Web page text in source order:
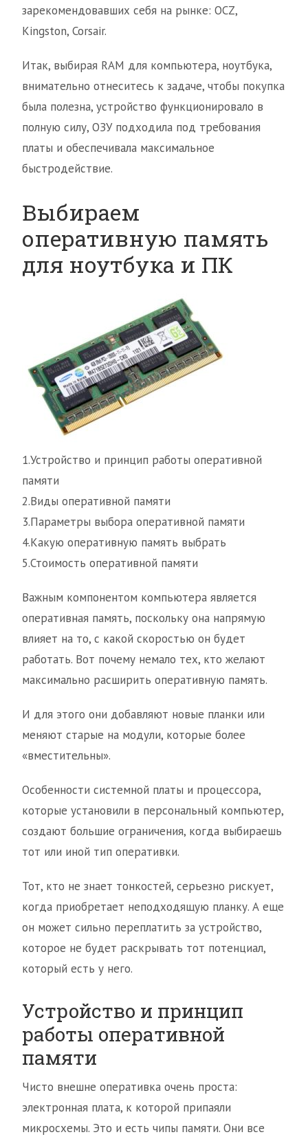
зарекомендовавших себя на рынке: OCZ,
Kingston, Corsair.
Итак, выбирая RAM для компьютера, ноутбука,
внимательно отнеситесь к задаче, чтобы покупка
была полезна, устройство функционировало в
полную силу, ОЗУ подходила под требования
платы и обеспечивала максимальное
быстродействие.
Выбираем
оперативную память
для ноутбука и ПК
1.Устройство и принцип работы оперативной
памяти
2.Виды оперативной памяти
3.Параметры выбора оперативной памяти
4.Какую оперативную память выбрать
5.Стоимость оперативной памяти
Важным компонентом компьютера является
оперативная память, поскольку она напрямую
влияет на то, с какой скоростью он будет
работать. Вот почему немало тех, кто желают
максимально расширить оперативную память.
И для этого они добавляют новые планки или
меняют старые на модули, которые более
«вместительны».
Особенности системной платы и процессора,
которые установили в персональный компьютер,
создают большие ограничения, когда выбираешь
тот или иной тип оперативки.
Тот, кто не знает тонкостей, серьезно рискует,
когда приобретает неподходящую планку. А еще
он может сильно переплатить за устройство,
которое не будет раскрывать тот потенциал,
который есть у него.
Устройство и принцип
работы оперативной
памяти
Чисто внешне оперативка очень проста:
электронная плата, к которой припаяли
микросхемы. Это и есть чипы памяти. Они все